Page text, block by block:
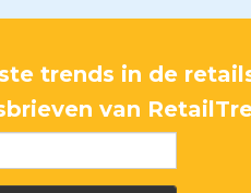
trends in de
van